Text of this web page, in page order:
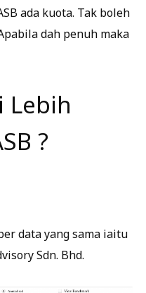
ada kuota. Tak boleh
dah penuh maka
Lebih
?
data yang sama iaitu
Sdn. Bhd.